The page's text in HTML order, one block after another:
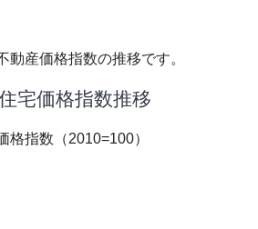
動産価格指数の推移です。
宅価格指数推移
格指数（2010=100）